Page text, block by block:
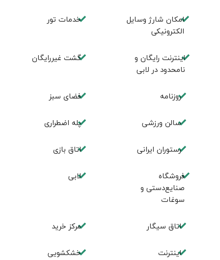
امکان شارژ وسایل
الکترونیکی
خدمات تور
اینترنت رایگان و
نامحدود در لابی
گشت غیررایگان
روزنامه فضای سبز
سالن ورزشی پله اضطراری
رستوران ایرانی اتاق بازی
فروشگاه
صنایع‌دستی و
سوغات
لابی
اتاق سیگار مرکز خرید
اینترنت خشکشویی